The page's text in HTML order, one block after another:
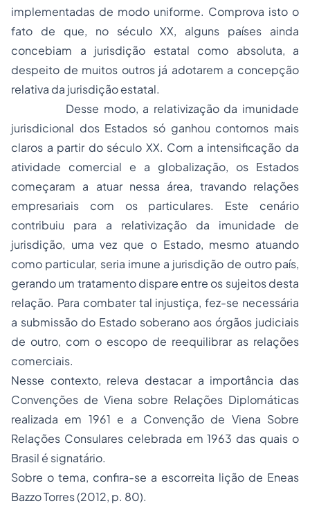
implementadas de modo uniforme. Comprova isto o
fato de que, no século XX, alguns países ainda
concebiam a jurisdição estatal como absoluta, a
despeito de muitos outros já adotarem a concepção
relativa da jurisdição estatal.
Desse modo, a relativização da imunidade
jurisdicional dos Estados só ganhou contornos mais
claros a partir do século XX. Com a intensificação da
atividade comercial e a globalização, os Estados
começaram a atuar nessa área, travando relações
empresariais com os particulares. Este cenário
contribuiu para a relativização da imunidade de
jurisdição, uma vez que o Estado, mesmo atuando
como particular, seria imune a jurisdição de outro país,
gerando um tratamento dispare entre os sujeitos desta
relação. Para combater tal injustiça, fez-se necessária
a submissão do Estado soberano aos órgãos judiciais
de outro, com o escopo de reequilibrar as relações
comerciais.
Nesse contexto, releva destacar a importância das
Convenções de Viena sobre Relações Diplomáticas
realizada em 1961 e a Convenção de Viena Sobre
Relações Consulares celebrada em 1963 das quais o
Brasil é signatário.
Sobre o tema, confira-se a escorreita lição de Eneas
Bazzo Torres (2012, p. 80).